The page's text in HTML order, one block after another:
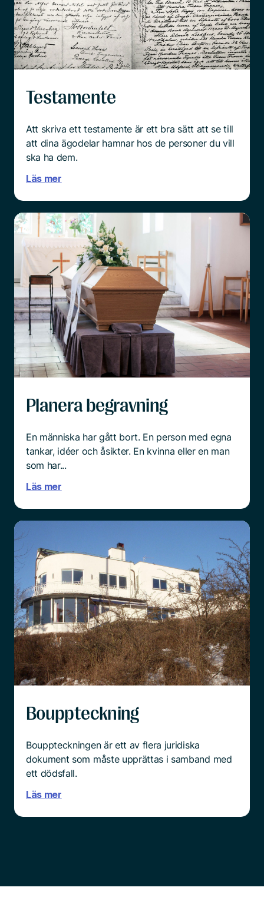
Testamente
Att skriva ett testamente är ett bra sätt att se till
att dina ägodelar hamnar hos de personer du vill
ska ha dem.
Läs mer
Planera begravning
En människa har gått bort. En person med egna
tankar, idéer och åsikter. En kvinna eller en man
som har...
Läs mer
Bouppteckning
Bouppteckningen är ett av flera juridiska
dokument som måste upprättas i samband med
ett dödsfall.
Läs mer